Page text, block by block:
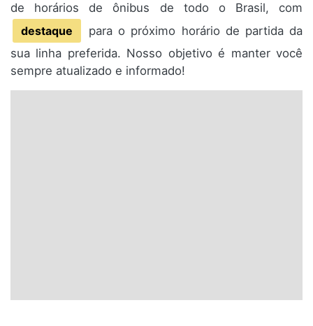
de horários de ônibus de todo o Brasil, com
destaque
para o próximo horário de partida da
sua linha preferida. Nosso objetivo é manter você
sempre atualizado e informado!